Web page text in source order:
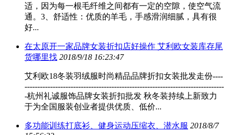
适，因为每一根毛纤维之间都有一定的空隙，使空气流
通。3、舒适性：优质的羊毛，手感滑润细腻，具有很
好...
在太原开一家品牌女装折扣店好操作 艾利欧女装库存尾
货哪里找 2018/9/18 16:23:47
艾利欧18冬装羽绒服时尚精品品牌折扣女装批发走份----
------------------------------------------------------------------------------
-杭州礼诚服饰品牌女装折扣批发 秋冬装持续上新致力
于为全国服装创业者提供优质、低价...
多功能训练打底衫、健身运动压缩衣、潜水服 2018/8/7